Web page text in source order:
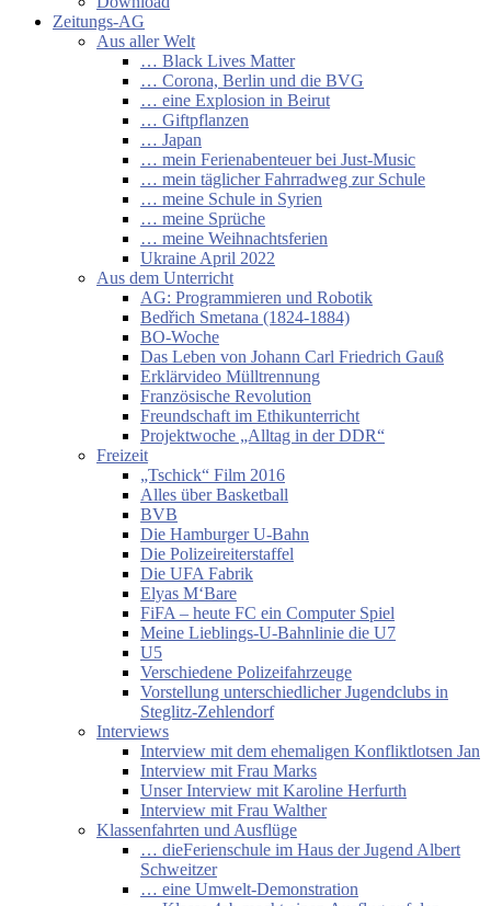
Zeitungs-AG
Aus aller Welt
… Black Lives Matter
… Corona, Berlin und die BVG
… eine Explosion in Beirut
… Giftpflanzen
… Japan
… mein Ferienabenteuer bei Just-Music
… mein täglicher Fahrradweg zur Schule
… meine Schule in Syrien
… meine Sprüche
… meine Weihnachtsferien
Ukraine April 2022
Aus dem Unterricht
AG: Programmieren und Robotik
Bedřich Smetana (1824-1884)
BO-Woche
Das Leben von Johann Carl Friedrich Gauß
Erklärvideo Mülltrennung
Französische Revolution
Freundschaft im Ethikunterricht
Projektwoche „Alltag in der DDR“
Freizeit
„Tschick“ Film 2016
Alles über Basketball
BVB
Die Hamburger U-Bahn
Die Polizeireiterstaffel
Die UFA Fabrik
Elyas M‘Bare
FiFA – heute FC ein Computer Spiel
Meine Lieblings-U-Bahnlinie die U7
U5
Verschiedene Polizeifahrzeuge
Vorstellung unterschiedlicher Jugendclubs in
Steglitz-Zehlendorf
Interviews
Interview mit dem ehemaligen Konfliktlotsen Jan
Interview mit Frau Marks
Unser Interview mit Karoline Herfurth
Interview mit Frau Walther
Klassenfahrten und Ausflüge
… dieFerienschule im Haus der Jugend Albert
Schweitzer
… eine Umwelt-Demonstration